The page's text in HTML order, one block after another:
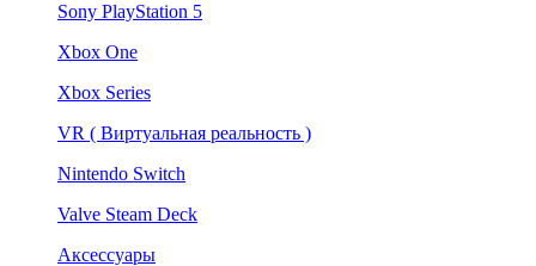
Sony PlayStation 5
Xbox One
Xbox Series
VR ( Виртуальная реальность )
Nintendo Switch
Valve Steam Deck
Аксессуары